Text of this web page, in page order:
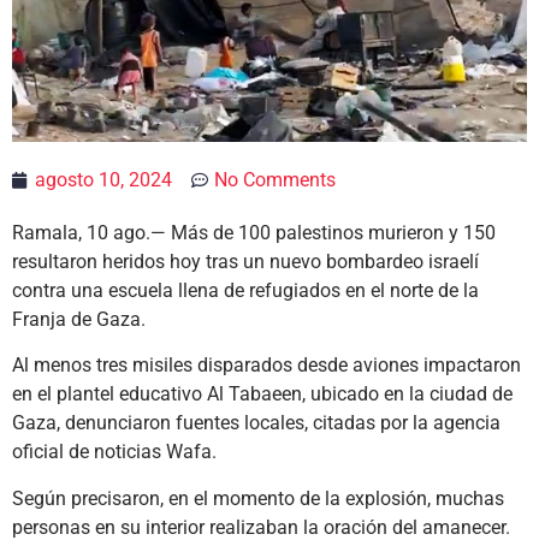
agosto 10, 2024 No Comments
Ramala, 10 ago.— Más de 100 palestinos murieron y 150
resultaron heridos hoy tras un nuevo bombardeo israelí
contra una escuela llena de refugiados en el norte de la
Franja de Gaza.
Al menos tres misiles disparados desde aviones impactaron
en el plantel educativo Al Tabaeen, ubicado en la ciudad de
Gaza, denunciaron fuentes locales, citadas por la agencia
oficial de noticias Wafa.
Según precisaron, en el momento de la explosión, muchas
personas en su interior realizaban la oración del amanecer.